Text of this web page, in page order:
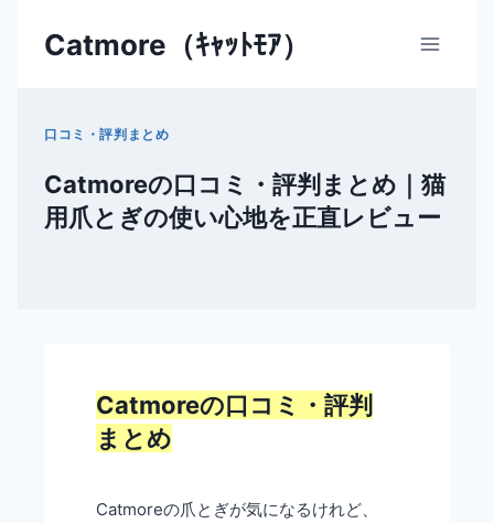
Catmore（ｷｬｯﾄﾓｱ）
口コミ・評判まとめ
Catmoreの口コミ・評判まとめ｜猫
用爪とぎの使い心地を正直レビュー
Catmoreの口コミ・評判
まとめ
Catmoreの爪とぎが気になるけれど、